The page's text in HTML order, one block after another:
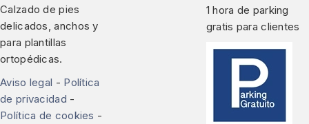
Calzado de pies
delicados, anchos y
para plantillas
ortopédicas.
Aviso legal - Política
de privacidad -
Política de cookies -
1 hora de parking
gratis para clientes